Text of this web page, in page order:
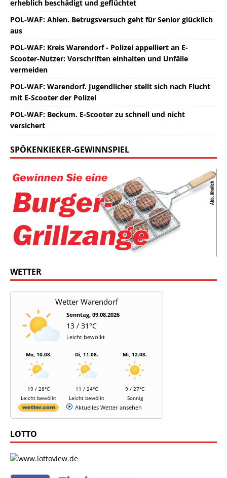
erheblich beschädigt und geflüchtet
POL-WAF: Ahlen. Betrugsversuch geht für Senior glücklich
aus
POL-WAF: Kreis Warendorf - Polizei appelliert an E-
Scooter-Nutzer: Vorschriften einhalten und Unfälle
vermeiden
POL-WAF: Warendorf. Jugendlicher stellt sich nach Flucht
mit E-Scooter der Polizei
POL-WAF: Beckum. E-Scooter zu schnell und nicht
versichert
SPÖKENKIEKER-GEWINNSPIEL
WETTER
Wetter Warendorf
Sonntag, 09.08.2026
13 / 31°C
Leicht bewölkt
Mo, 10.08.
19 / 28°C
Leicht bewölkt
Di, 11.08.
11 / 24°C
Leicht bewölkt
Mi, 12.08.
9 / 27°C
Sonnig
Aktuelles Wetter ansehen
LOTTO